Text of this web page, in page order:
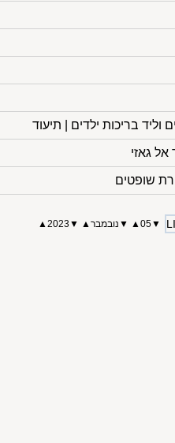
בריכות ילדים | תיעוד
אל גאזי
שופטים
▼
05
▲
▼ נובמבר▲
▼
2023
▲